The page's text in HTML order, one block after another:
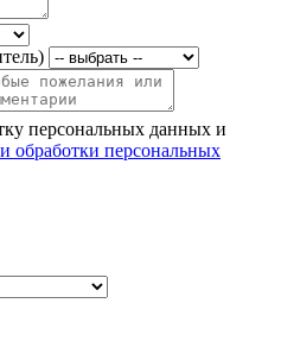
персональных данных и
обработки персональных